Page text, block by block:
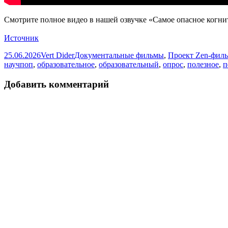
Смотрите полное видео в нашей озвучке «Самое опасное
Источник
Опубликовано
25.06.2026Автор
Vert DiderРубрики
Документальные фильмы, Проект Zen-
научпоп, образовательное, образовательный, опрос, полезное,
Добавить комментарий